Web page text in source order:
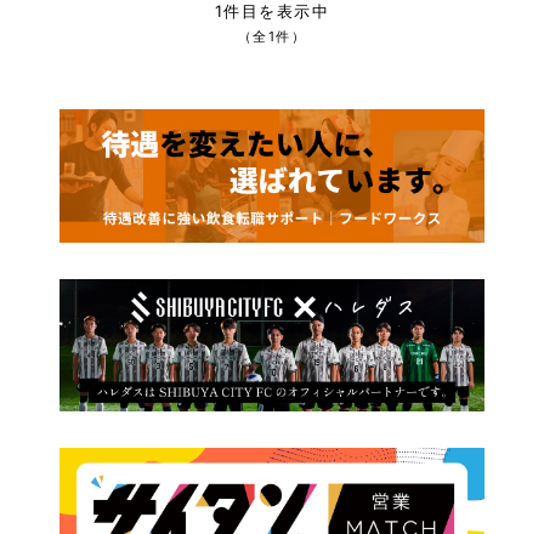
1件目を表示中
（全1件）